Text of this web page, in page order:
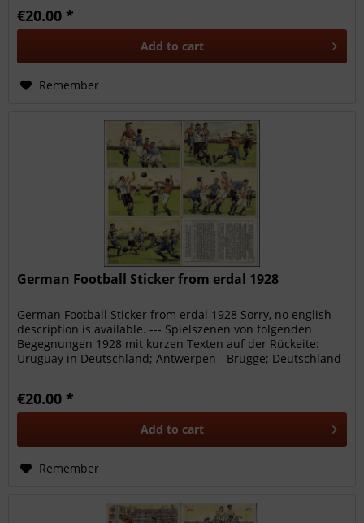
€20.00 *
Add to cart
Remember
German Football Sticker from erdal 1928
German Football Sticker from erdal 1928 Sorry, no english
description is available. --- Spielszenen von folgenden
Begegnungen 1928 mit kurzen Texten auf der Rückeite:
Uruguay in Deutschland; Antwerpen - Brügge; Deutschland
€20.00 *
Add to cart
Remember